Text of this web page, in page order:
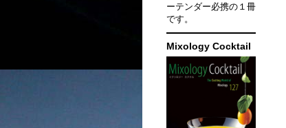
ーテンダー必携の１冊
です。
Mixology Cocktail